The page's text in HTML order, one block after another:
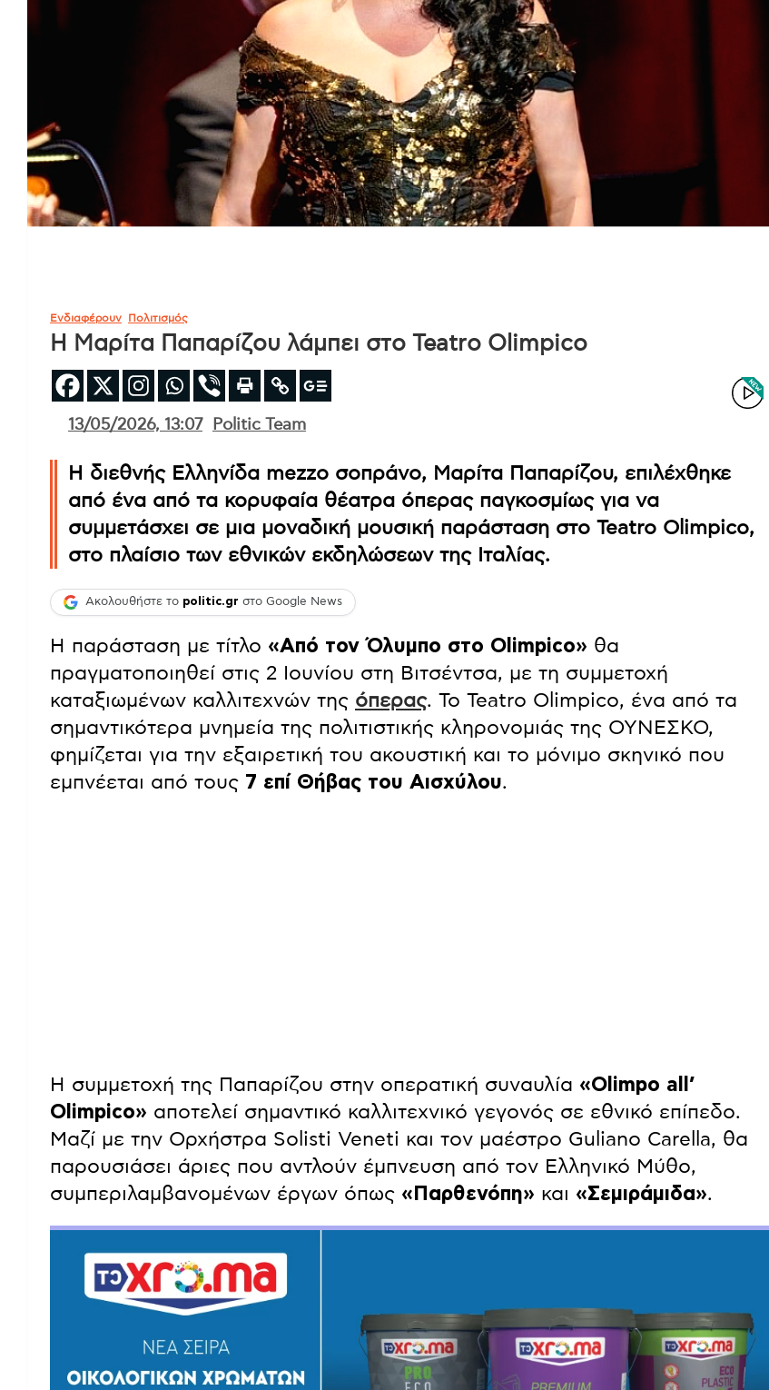
Ενδιαφέρουν Πολιτισμός
Η Μαρίτα Παπαρίζου λάμπει στο Teatro Olimpico
13/05/2026, 13:07 Politic Team
Η διεθνής Ελληνίδα mezzo σοπράνο, Μαρίτα Παπαρίζου, επιλέχθηκε
από ένα από τα κορυφαία θέατρα όπερας παγκοσμίως για να
συμμετάσχει σε μια μοναδική μουσική παράσταση στο Teatro Olimpico,
στο πλαίσιο των εθνικών εκδηλώσεων της Ιταλίας.
Ακολουθήστε το politic.gr στο Google News
Η παράσταση με τίτλο «Από τον Όλυμπο στο Olimpico» θα
πραγματοποιηθεί στις 2 Ιουνίου στη Βιτσέντσα, με τη συμμετοχή
καταξιωμένων καλλιτεχνών της όπερας. Το Teatro Olimpico, ένα από τα
σημαντικότερα μνημεία της πολιτιστικής κληρονομιάς της ΟΥΝΕΣΚΟ,
φημίζεται για την εξαιρετική του ακουστική και το μόνιμο σκηνικό που
εμπνέεται από τους 7 επί Θήβας του Αισχύλου.
Η συμμετοχή της Παπαρίζου στην οπερατική συναυλία «Olimpo all’
Olimpico» αποτελεί σημαντικό καλλιτεχνικό γεγονός σε εθνικό επίπεδο.
Μαζί με την Ορχήστρα Solisti Veneti και τον μαέστρο Guliano Carella, θα
παρουσιάσει άριες που αντλούν έμπνευση από τον Ελληνικό Μύθο,
συμπεριλαμβανομένων έργων όπως «Παρθενόπη» και «Σεμιράμιδα».